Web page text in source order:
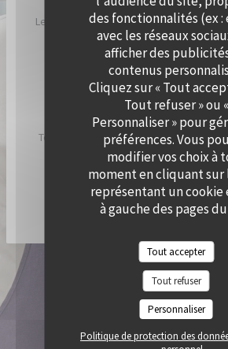
des fonctionnalités (ex :
avec les réseaux
afficher des
contenus
Cliquez sur « Tout
Tout refuser » ou «
Personnaliser » pour
préférences. Vous
modifier vos choix à
moment en cliquant sur
représentant un cookie
à gauche des pages
Tout accepter
Tout refuser
Personnaliser
Politique de protection des
Le Chef a imaginé Cramat’, comme un
plage, inspiré par ses racines
ensoleillée.
Chez Cramat’, la cuisine sent bon
saveurs et de
Tous les jours, nous allumons nos
découvrir les spécialités du
DÉCOUVRIR / RÉSERVER
© 2026 QUAI OUEST — CRÉATION DE SITE
ZENCHEF
MENTIONS LÉGALES
((OUVRE UNE
CGU
POLITIQUE DE PROTECTION DES DONNÉES À
((OUVRE
POLITIQUE DE COOKIES